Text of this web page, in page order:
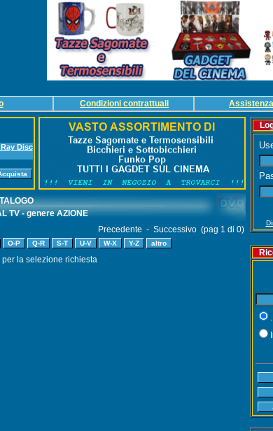
Condizioni contrattuali
Disc
TV - genere AZIONE
Precedente - Successivo (pag 1 di 0)
la selezione richiesta